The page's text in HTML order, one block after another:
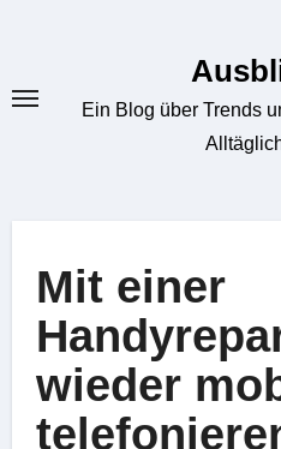
Ein Blog über Trends
Mit einer
wieder